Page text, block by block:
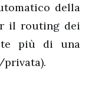
della
il routing dei
più di una